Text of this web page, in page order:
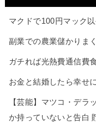
マクドで100円マック
副業での農業儲かりま
ガチれば光熱費通信費
お金と結婚したら幸せ
【芸能】マツコ・デラ
か持っていないと告白